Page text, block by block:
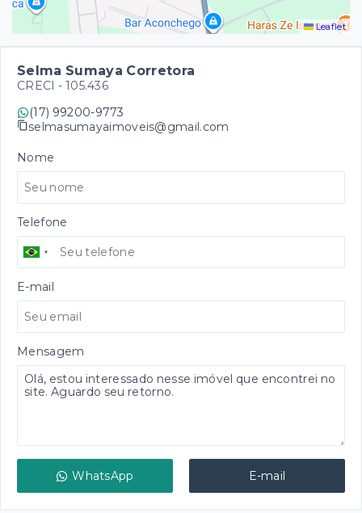
Leaflet
Selma Sumaya Corretora
CRECI - 105.436
(17) 99200-9773
selmasumayaimoveis@gmail.com
Nome
Telefone
E-mail
Mensagem
WhatsApp E-mail